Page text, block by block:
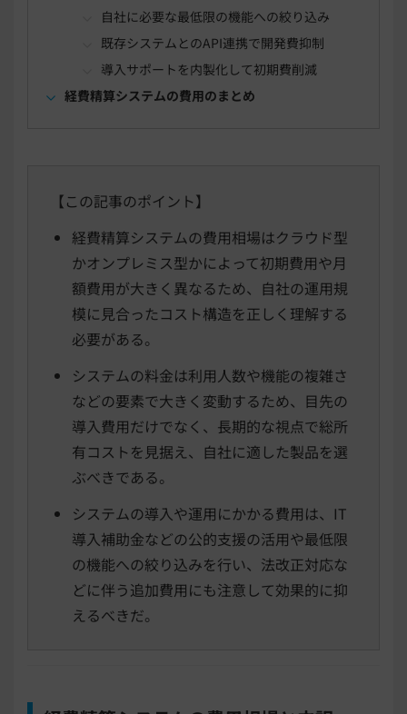
自社に必要な最低限の機能への絞り込み
既存システムとのAPI連携で開発費抑制
導入サポートを内製化して初期費削減
経費精算システムの費用のまとめ
【この記事のポイント】
経費精算システムの費用相場はクラウド型
かオンプレミス型かによって初期費用や月
額費用が大きく異なるため、自社の運用規
模に見合ったコスト構造を正しく理解する
必要がある。
システムの料金は利用人数や機能の複雑さ
などの要素で大きく変動するため、目先の
導入費用だけでなく、長期的な視点で総所
有コストを見据え、自社に適した製品を選
ぶべきである。
システムの導入や運用にかかる費用は、IT
導入補助金などの公的支援の活用や最低限
の機能への絞り込みを行い、法改正対応な
どに伴う追加費用にも注意して効果的に抑
えるべきだ。